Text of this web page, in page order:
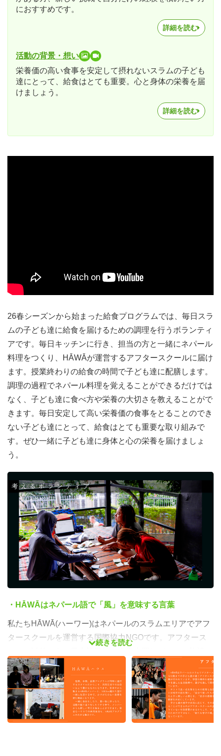
におすすめです。
詳細を読む
活動の背景・想い
栄養価の高い食事を安定して摂れないスラムの子ども
達にとって、給食はとても重要。心と身体の栄養を届
けましょう。
詳細を読む
26春シーズンから始まった給食プログラムでは、毎日スラ
ムの子ども達に給食を届けるための調理を行うボランティ
アです。毎日キッチンに行き、担当の方と一緒にネパール
料理をつくり、HĀWĀが運営するアフタースクールに届け
ます。授業終わりの給食の時間で子ども達に配膳します。
調理の過程でネパール料理を覚えることができるだけでは
なく、子ども達に食べ方や栄養の大切さを教えることがで
きます。毎日安定して高い栄養価の食事をとることのでき
ない子ども達にとって、給食はとても重要な取り組みで
す。ぜひ一緒に子ども達に身体と心の栄養を届けましょ
う。
・HĀWĀはネパール語で「風」を意味する言葉
私たちHĀWĀ(ハーワー)はネパールのスラムエリアでアフ
タースクールを運営する国際協力NGOです。アフタース
障害者と呼ばれる人々が生活する施設とも深い関わりを持
ち、人類学を基盤としたボランティアフィールド教育プロ
グラムを開催しています。「今までの常識を疑うこと」
と、「新しい自分に出会うこと」の面白さを海外ボランテ
ィアを通じて伝えています。
続きを読む